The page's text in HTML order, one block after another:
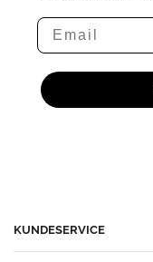
Email
KUNDESERVICE